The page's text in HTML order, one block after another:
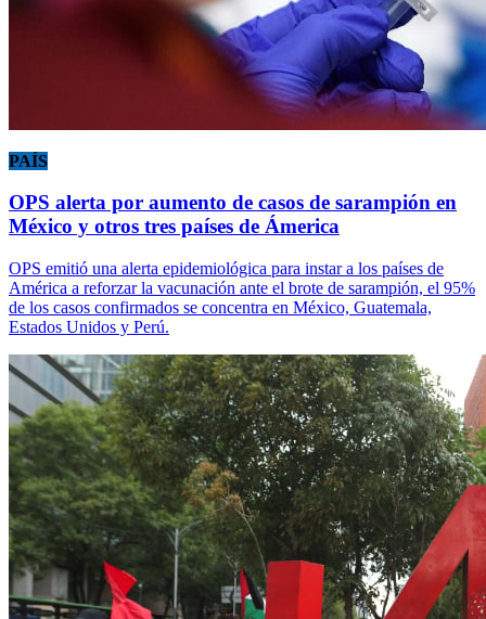
PAÍS
OPS alerta por aumento de casos de sarampión en
México y otros tres países de Ámerica
OPS emitió una alerta epidemiológica para instar a los países de
América a reforzar la vacunación ante el brote de sarampión, el 95%
de los casos confirmados se concentra en México, Guatemala,
Estados Unidos y Perú.